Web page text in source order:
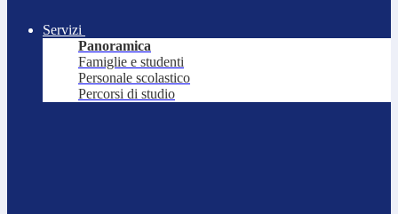
Servizi
Panoramica
Famiglie e studenti
Personale scolastico
Percorsi di studio